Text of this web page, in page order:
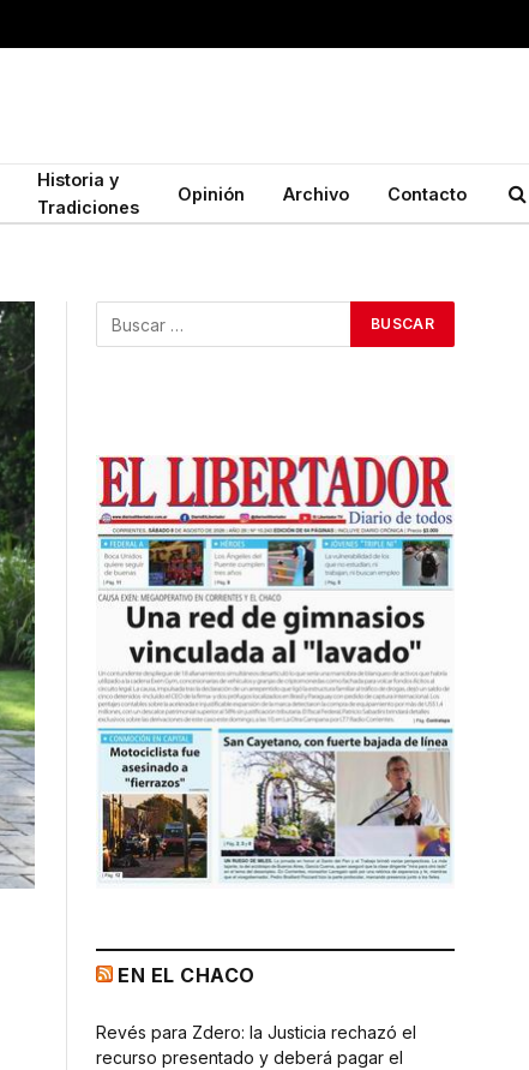
Historia y
Tradiciones
Opinión Archivo Contacto
EN EL CHACO
Revés para Zdero: la Justicia rechazó el
recurso presentado y deberá pagar el